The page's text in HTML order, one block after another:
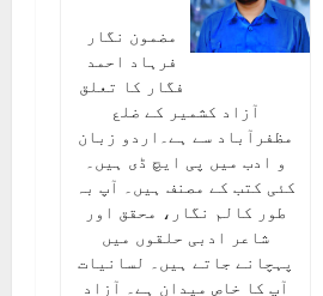
مضمون نگار
فرہاد احمد
فگار کا تعلق
آزاد کشمیر کے ضلع
مظفرآباد سے ہے۔اردو زبان
و ادب میں پی ایچ ڈی ہیں۔
کئی کتب کے مصنف ہیں۔ آپ بہ
طور کالم نگار، محقق اور
شاعر ادبی حلقوں میں
پہچانے جاتے ہیں۔ لسانیات
آپ کا خاص میدان ہے‌۔ آزاد